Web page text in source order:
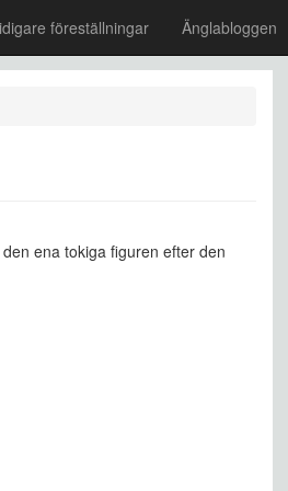
föreställningar Änglabloggen
ena tokiga figuren efter den